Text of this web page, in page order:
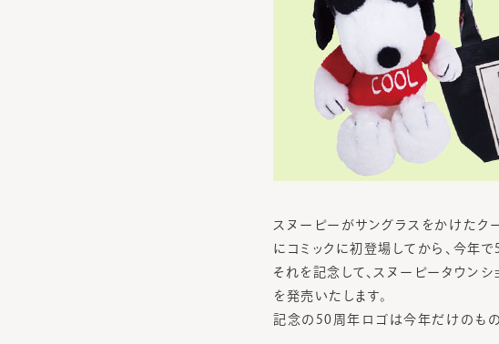
スヌーピーがサングラスをかけたク
にコミックに初登場してから、今年で
それを記念して、スヌーピータウン
を発売いたします。
記念の50周年ロゴは今年だけのも